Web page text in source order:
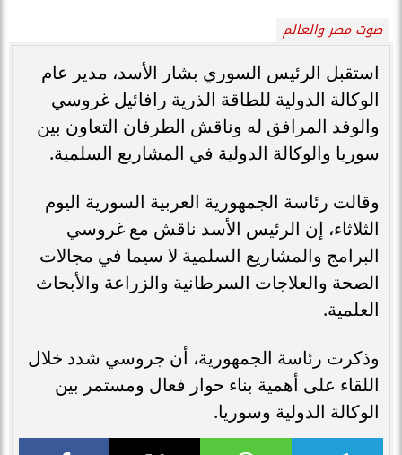
صوت مصر والعالم
استقبل الرئيس السوري بشار الأسد، مدير عام
الوكالة الدولية للطاقة الذرية رافائيل غروسي
والوفد المرافق له وناقش الطرفان التعاون بين
سوريا والوكالة الدولية في المشاريع السلمية.
وقالت رئاسة الجمهورية العربية السورية اليوم
الثلاثاء، إن الرئيس الأسد ناقش مع غروسي
البرامج والمشاريع السلمية لا سيما في مجالات
الصحة والعلاجات السرطانية والزراعة والأبحاث
العلمية.
وذكرت رئاسة الجمهورية، أن جروسي شدد خلال
اللقاء على أهمية بناء حوار فعال ومستمر بين
الوكالة الدولية وسوريا.